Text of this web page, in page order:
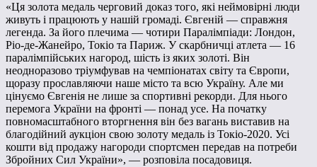
«Ця золота медаль черговий доказ того, які неймовірні люди
живуть і працюють у нашій громаді. Євгеній — справжня
легенда. За його плечима — чотири Паралімпіади: Лондон,
Ріо-де-Жанейро, Токіо та Париж. У скарбничці атлета — 16
паралімпійських нагород, шість із яких золоті. Він
неодноразово тріумфував на чемпіонатах світу та Європи,
щоразу прославляючи наше місто та всю Україну. Але ми
цінуємо Євгенія не лише за спортивні рекорди. Для нього
перемога України на фронті — понад усе. На початку
повномасштабного вторгнення він без вагань виставив на
благодійний аукціон свою золоту медаль із Токіо-2020. Усі
кошти від продажу нагороди спортсмен передав на потреби
Збройних Сил України», — розповіла посадовиця.